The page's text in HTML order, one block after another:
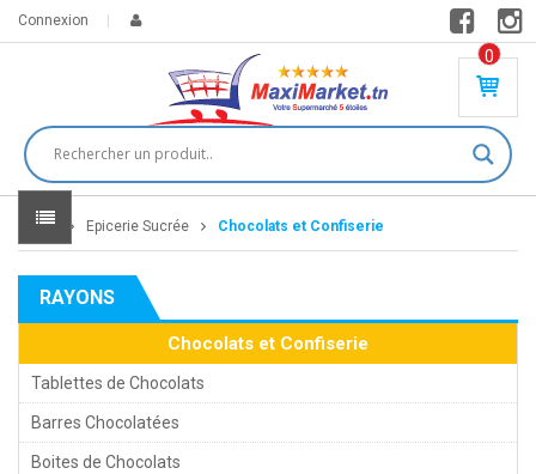
Connexion
0
PR
DU
IT(
S)
DT
Home Epicerie Sucrée Chocolats et Confiserie
RAYONS
Chocolats et Confiserie
Tablettes de Chocolats
Barres Chocolatées
Boites de Chocolats